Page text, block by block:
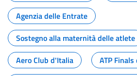
Agenzia delle Entrate
Sostegno alla maternità delle atlete
Aero Club d'Italia
ATP